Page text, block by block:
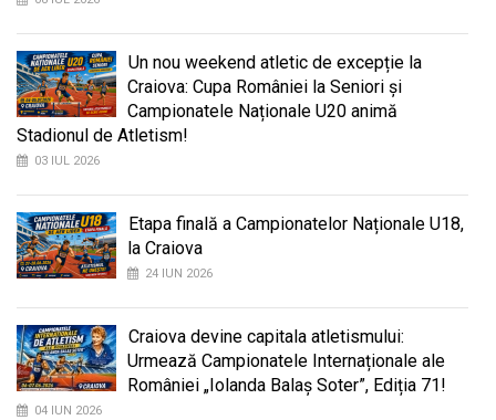
Un nou weekend atletic de excepție la
Craiova: Cupa României la Seniori și
Campionatele Naționale U20 animă
Stadionul de Atletism!
03 IUL 2026
Etapa finală a Campionatelor Naționale U18,
la Craiova
24 IUN 2026
Craiova devine capitala atletismului:
Urmează Campionatele Internaționale ale
României „Iolanda Balaș Soter”, Ediția 71!
04 IUN 2026